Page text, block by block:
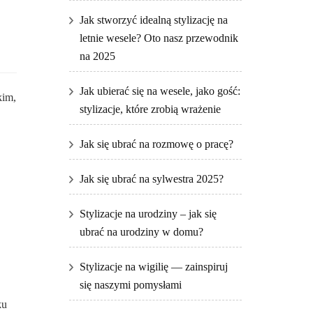
Jak stworzyć idealną stylizację na
letnie wesele? Oto nasz przewodnik
na 2025
Jak ubierać się na wesele, jako gość:
stylizacje, które zrobią wrażenie
Jak się ubrać na rozmowę o pracę?
Jak się ubrać na sylwestra 2025?
Stylizacje na urodziny – jak się
ubrać na urodziny w domu?
Stylizacje na wigilię — zainspiruj
się naszymi pomysłami